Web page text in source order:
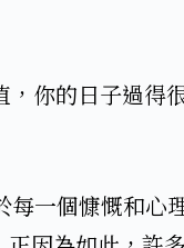
，你的日子過得
每一個慷慨和心